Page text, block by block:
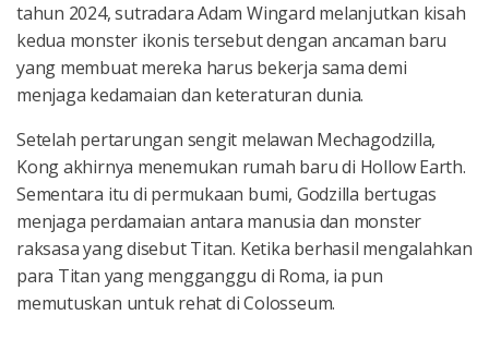
tahun 2024, sutradara Adam Wingard melanjutkan kisah
kedua monster ikonis tersebut dengan ancaman baru
yang membuat mereka harus bekerja sama demi
menjaga kedamaian dan keteraturan dunia.
Setelah pertarungan sengit melawan Mechagodzilla,
Kong akhirnya menemukan rumah baru di Hollow Earth.
Sementara itu di permukaan bumi, Godzilla bertugas
menjaga perdamaian antara manusia dan monster
raksasa yang disebut Titan. Ketika berhasil mengalahkan
para Titan yang mengganggu di Roma, ia pun
memutuskan untuk rehat di Colosseum.